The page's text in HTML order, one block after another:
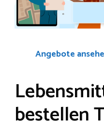
Angebote
bestellen